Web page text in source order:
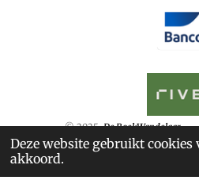
Deze website gebruikt
akkoord.
© 2025De BoekWandelaar